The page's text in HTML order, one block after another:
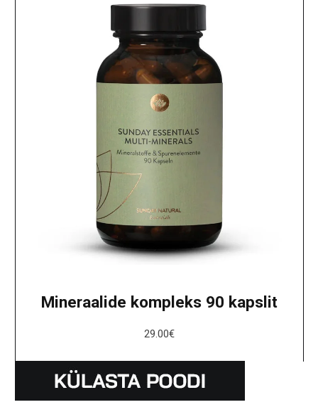
Mineraalide kompleks 90 kapslit
29.00€